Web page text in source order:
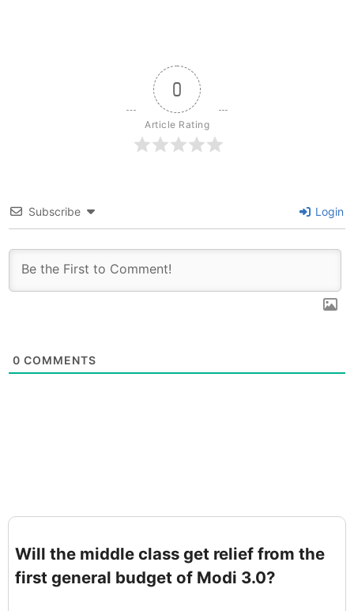
0
Article Rating
Subscribe Login
0 COMMENTS
Will the middle class get relief from the
first general budget of Modi 3.0?